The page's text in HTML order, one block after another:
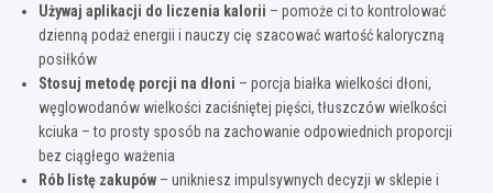
Używaj aplikacji do liczenia kalorii – pomoże ci to kontrolować
dzienną podaż energii i nauczy cię szacować wartość kaloryczną
posiłków
Stosuj metodę porcji na dłoni – porcja białka wielkości dłoni,
węglowodanów wielkości zaciśniętej pięści, tłuszczów wielkości
kciuka – to prosty sposób na zachowanie odpowiednich proporcji
bez ciągłego ważenia
Rób listę zakupów – unikniesz impulsywnych decyzji w sklepie i